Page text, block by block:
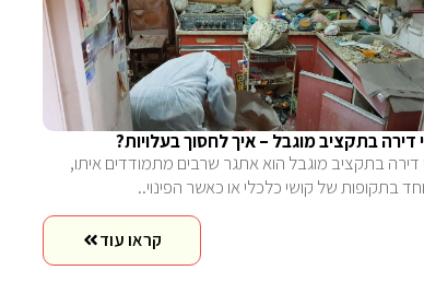
דירה בתקציב מוגבל – איך לחסוך בעלויות?
דירה בתקציב מוגבל הוא אתגר שרבים מתמודדים איתו,
בתקופות של קושי כלכלי או כאשר הפינוי..
קראו עוד